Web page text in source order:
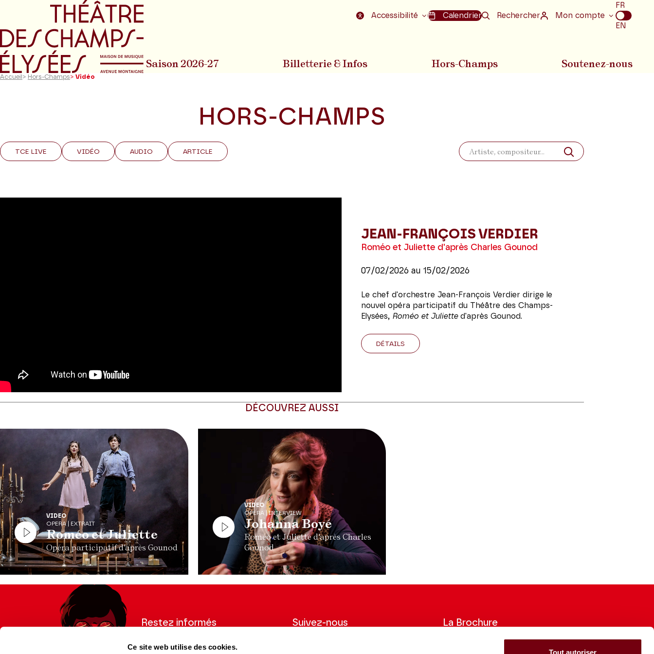
Ce site web utilise des cookies.
Tout autoriser
Aller au menu principal Aller au pied de la page Accessibilité Calendrier Rechercher Mon compte
Choix
de
la
FR
EN
Saison 2026-27 Billetterie & Infos Hors-Champs Soutenez-nous
Accueil > Hors-Champs> Vidéo
HORS-CHAMPS
TCE LIVE VIDÉO AUDIO ARTICLE
Rechercher
JEAN-FRANÇOIS VERDIER
Roméo et Juliette d'après Charles Gounod
07/02/2026au 15/02/2026
Le chef d'orchestre Jean-François Verdier dirige le
nouvel opéra participatif du Théâtre des Champs-
Elysées, Roméo et Julietted'après Gounod.
DÉTAILS
DÉCOUVREZ AUSSI
VIDEO
OPERA | EXTRAIT
Roméo et Juliette
Opéra participatif d'après Gounod
VIDEO
OPERA | INTERVIEW
Johanna Boyé
Roméo et Juliette d'après Charles
Gounod
Restez informés
recevoir les informations du Théâtre.
Suivez-nous La Brochure
Consultez la Brochure 2026-27